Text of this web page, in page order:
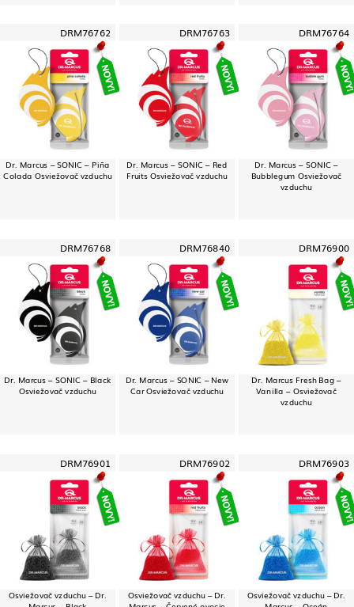
DRM76762
Dr. Marcus – SONIC – Piña
Colada Osviežovač vzduchu
DRM76763
Dr. Marcus – SONIC – Red
Fruits Osviežovač vzduchu
DRM76764
Dr. Marcus – SONIC –
Bubblegum Osviežovač
vzduchu
DRM76768
Dr. Marcus – SONIC – Black
Osviežovač vzduchu
DRM76840
Dr. Marcus – SONIC – New
Car Osviežovač vzduchu
DRM76900
Dr. Marcus Fresh Bag –
Vanilla – Osviežovač
vzduchu
DRM76901
Osviežovač vzduchu – Dr.
DRM76902
Osviežovač vzduchu – Dr.
DRM76903
Osviežovač vzduchu – Dr.